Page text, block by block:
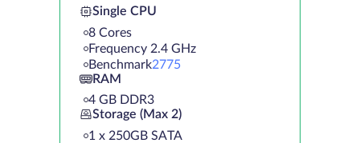
Single CPU
8 Cores
Frequency 2.4 GHz
Benchmark2775
RAM
4 GB DDR3
Storage (Max 2)
1 х 250GB SATA